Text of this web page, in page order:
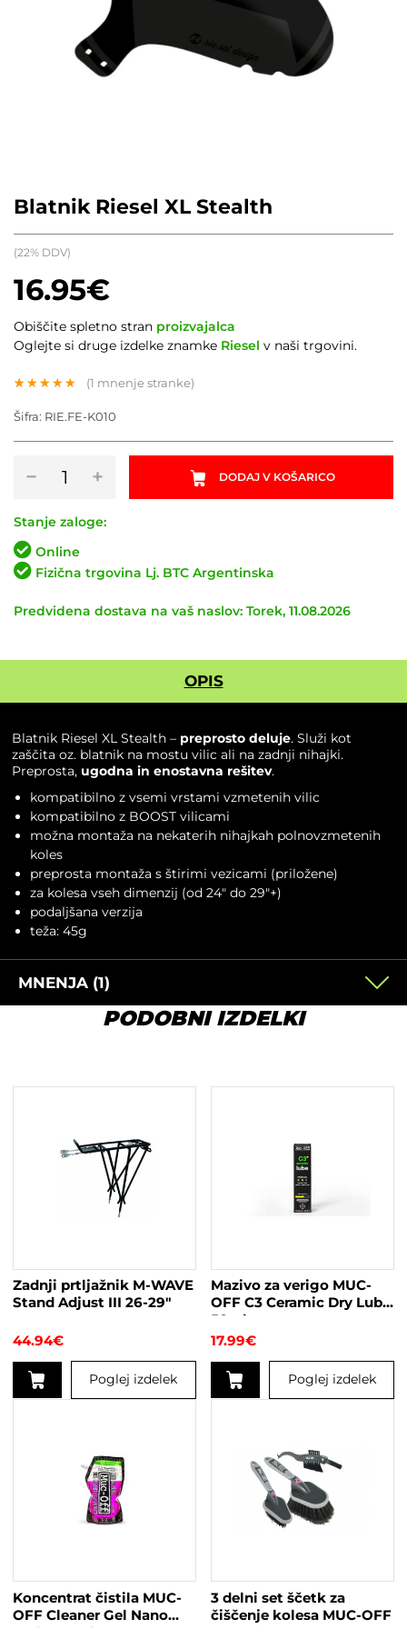
Blatnik Riesel XL Stealth
5.00od 5
ocene
(1 mnenje stranke)
16.95€
(22% DDV)
−
Riesel
Stealth
količina
+ DODAJ V KOŠARICO
Obiščite spletno stran proizvajalca
Oglejte si druge izdelke znamke Riesel v naši trgovini.
Šifra: RIE.FE-K010
Stanje zaloge:
Online
Fizična trgovina Lj. BTC Argentinska
Predvidena dostava na vaš naslov: Torek, 11.08.2026
OPIS
Blatnik Riesel XL Stealth – preprosto deluje. Služi kot
zaščita oz. blatnik na mostu vilic ali na zadnji nihajki.
Preprosta, ugodna in enostavna rešitev.
kompatibilno z vsemi vrstami vzmetenih vilic
kompatibilno z BOOST vilicami
možna montaža na nekaterih nihajkah polnovzmetenih
koles
preprosta montaža s štirimi vezicami (priložene)
za kolesa vseh dimenzij (od 24″ do 29″+)
podaljšana verzija
teža: 45g
MNENJA (1)
PODOBNI IZDELKI
Zadnji prtljažnik M-WAVE
Stand Adjust III 26-29″
44.94€
Poglej izdelek
Mazivo za verigo MUC-
OFF C3 Ceramic Dry Lube
50ml
17.99€
Poglej izdelek
Koncentrat čistila MUC-
OFF Cleaner Gel Nano
3 delni set ščetk za
čiščenje kolesa MUC-OFF